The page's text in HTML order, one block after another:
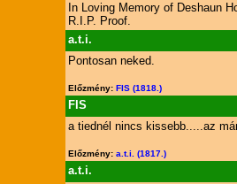
In Loving Memory of Deshaun
R.I.P. Proof.
a.t.i.
Pontosan neked.
Előzmény: FIS (1818.)
FIS
a tiednél nincs kissebb.....az
Előzmény: a.t.i. (1817.)
a.t.i.